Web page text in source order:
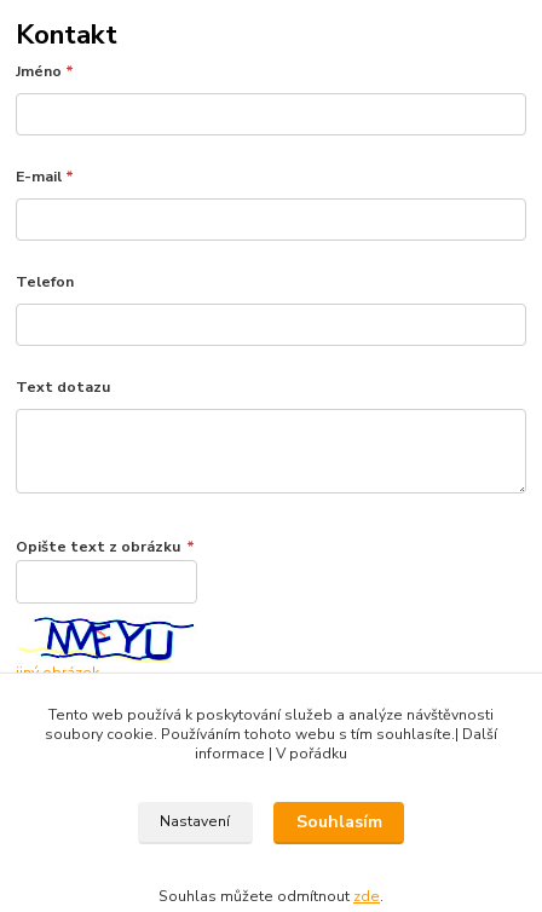
Kontakt
Jméno *
E-mail *
Telefon
Text dotazu
Opište text z obrázku *
jiný obrázek
Tento web používá k poskytování služeb a analýze návštěvnosti
soubory cookie. Používáním tohoto webu s tím souhlasíte.| Další
informace | V pořádku
Nastavení Souhlasím
Souhlas můžete odmítnout zde.